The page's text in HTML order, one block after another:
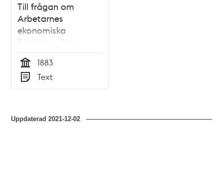
Till frågan om
Arbetarnes
ekonomiska
frigörelse. Fyra
uppsatser af S-d. W.
Tid
1883
Typ
Text
Uppdaterad2021-12-02